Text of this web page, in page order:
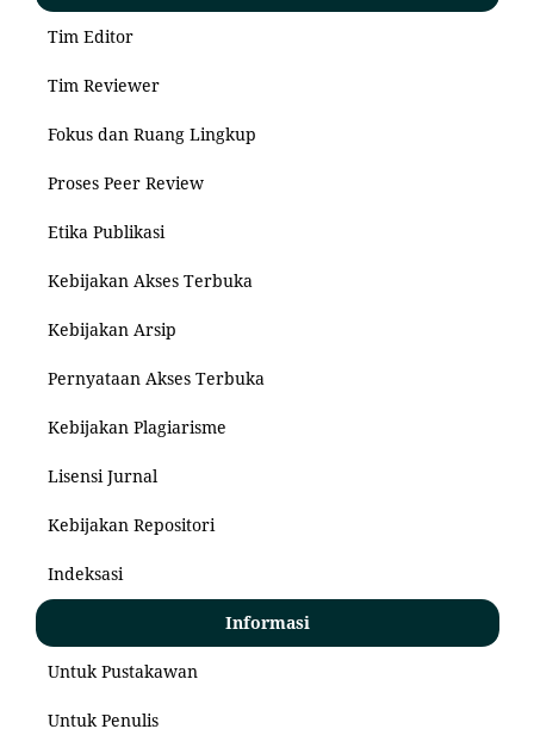
Tim Editor
Tim Reviewer
Fokus dan Ruang Lingkup
Proses Peer Review
Etika Publikasi
Kebijakan Akses Terbuka
Kebijakan Arsip
Pernyataan Akses Terbuka
Kebijakan Plagiarisme
Lisensi Jurnal
Kebijakan Repositori
Indeksasi
Informasi
Untuk Pustakawan
Untuk Penulis